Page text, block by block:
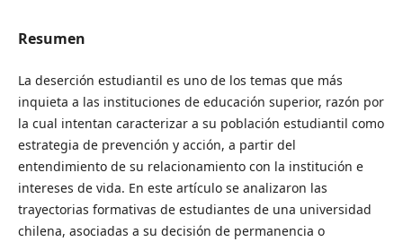
Resumen
La deserción estudiantil es uno de los temas que más
inquieta a las instituciones de educación superior, razón por
la cual intentan caracterizar a su población estudiantil como
estrategia de prevención y acción, a partir del
entendimiento de su relacionamiento con la institución e
intereses de vida. En este artículo se analizaron las
trayectorias formativas de estudiantes de una universidad
chilena, asociadas a su decisión de permanencia o